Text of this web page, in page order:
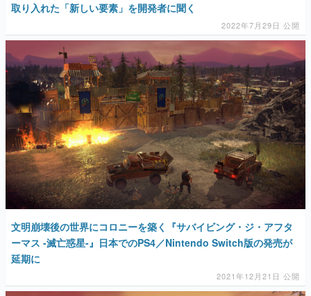
取り入れた「新しい要素」を開発者に聞く
2022年7月29日 公開
文明崩壊後の世界にコロニーを築く『サバイビング・ジ・アフタ
ーマス -滅亡惑星-』日本でのPS4／Nintendo Switch版の発売が
延期に
2021年12月21日 公開